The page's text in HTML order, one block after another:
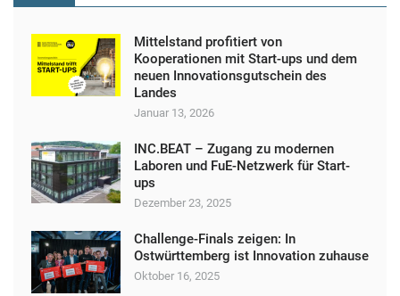
Mittelstand profitiert von
Kooperationen mit Start-ups und dem
neuen Innovationsgutschein des
Landes
Januar 13, 2026
INC.BEAT – Zugang zu modernen
Laboren und FuE-Netzwerk für Start-
ups
Dezember 23, 2025
Challenge-Finals zeigen: In
Ostwürttemberg ist Innovation zuhause
Oktober 16, 2025